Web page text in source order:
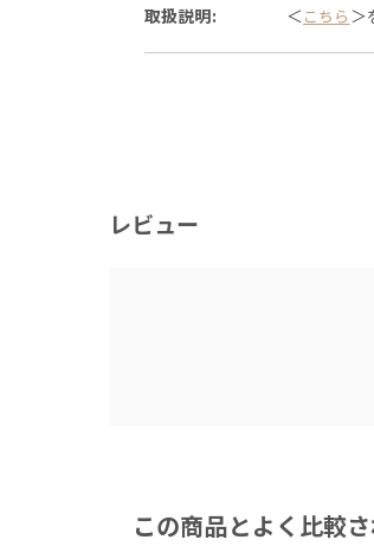
取扱説明: ＜こちら ＞
レビュー
この商品とよく比較